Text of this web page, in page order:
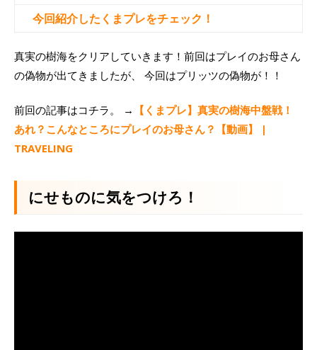
今回紹介したくまプレをチェック！
真実の樹海をクリアしていきます！前回はプレイのお母さん
の偽物が出てきましたが、 今回はプリッツの偽物が！！
前回の記事はコチラ。 →
【くまプレ】真実の樹海中盤戦！
あれ？こんなところにプレイのお母さん？【動画】 |
TRAVELING
にせものに気をつけろ！